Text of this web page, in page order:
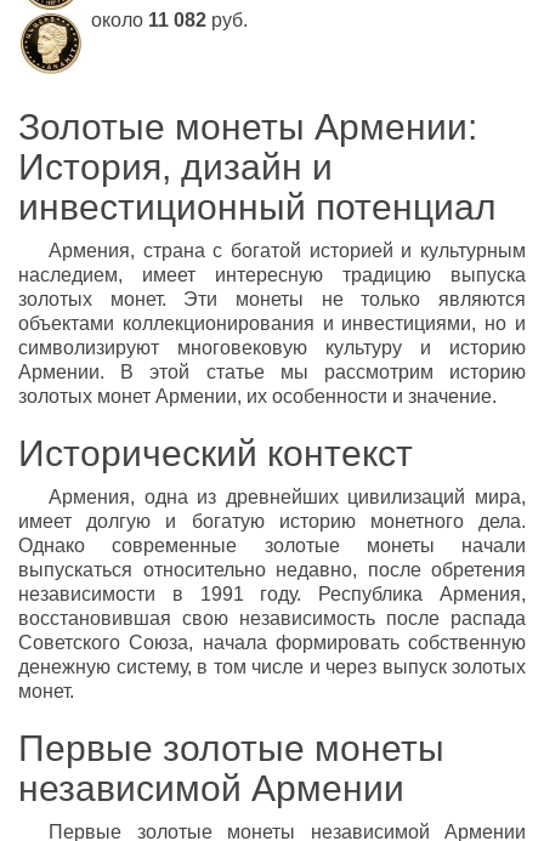
около 11 082 руб.
Золотые монеты Армении:
История, дизайн и
инвестиционный потенциал
Армения, страна с богатой историей и культурным
наследием, имеет интересную традицию выпуска
золотых монет. Эти монеты не только являются
объектами коллекционирования и инвестициями, но и
символизируют многовековую культуру и историю
Армении. В этой статье мы рассмотрим историю
золотых монет Армении, их особенности и значение.
Исторический контекст
Армения, одна из древнейших цивилизаций мира,
имеет долгую и богатую историю монетного дела.
Однако современные золотые монеты начали
выпускаться относительно недавно, после обретения
независимости в 1991 году. Республика Армения,
восстановившая свою независимость после распада
Советского Союза, начала формировать собственную
денежную систему, в том числе и через выпуск золотых
монет.
Первые золотые монеты
независимой Армении
Первые золотые монеты независимой Армении